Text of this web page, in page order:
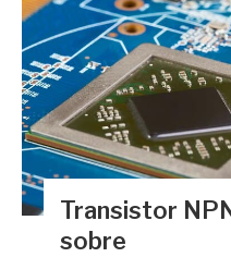
Transistor
sobre